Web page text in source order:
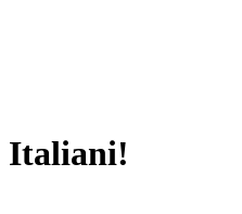
Italiani!